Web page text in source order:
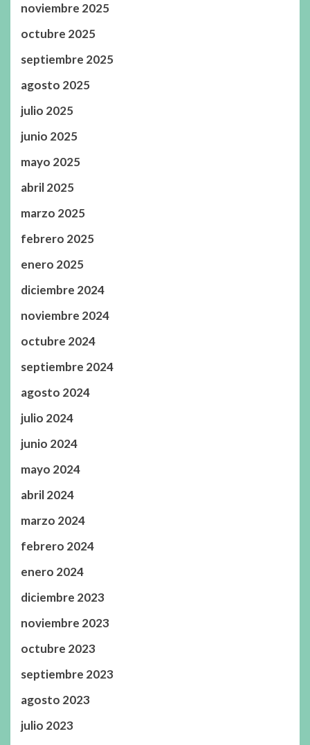
noviembre 2025
octubre 2025
septiembre 2025
agosto 2025
julio 2025
junio 2025
mayo 2025
abril 2025
marzo 2025
febrero 2025
enero 2025
diciembre 2024
noviembre 2024
octubre 2024
septiembre 2024
agosto 2024
julio 2024
junio 2024
mayo 2024
abril 2024
marzo 2024
febrero 2024
enero 2024
diciembre 2023
noviembre 2023
octubre 2023
septiembre 2023
agosto 2023
julio 2023